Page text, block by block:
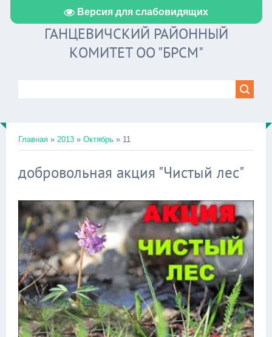
Версия для слабовидящих
ГАНЦЕВИЧСКИЙ РАЙОННЫЙ
КОМИТЕТ ОО "БРСМ"
Главная » 2013 » Октябрь » 11
добровольная акция "Чистый лес"